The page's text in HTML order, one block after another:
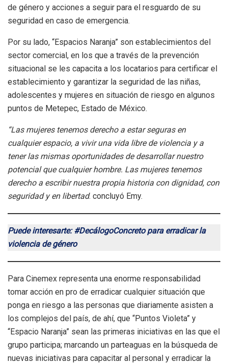
de género y acciones a seguir para el resguardo de su
seguridad en caso de emergencia.
Por su lado, “Espacios Naranja” son establecimientos del
sector comercial, en los que a través de la prevención
situacional se les capacita a los locatarios para certificar el
establecimiento y garantizar la seguridad de las niñas,
adolescentes y mujeres en situación de riesgo en algunos
puntos de Metepec, Estado de México.
“Las mujeres tenemos derecho a estar seguras en
cualquier espacio, a vivir una vida libre de violencia y a
tener las mismas oportunidades de desarrollar nuestro
potencial que cualquier hombre. Las mujeres tenemos
derecho a escribir nuestra propia historia con dignidad, con
seguridad y en libertad. concluyó Emy.
Puede interesarte: #DecálogoConcreto para erradicar la
violencia de género
Para Cinemex representa una enorme responsabilidad
tomar acción en pro de erradicar cualquier situación que
ponga en riesgo a las personas que diariamente asisten a
los complejos del país, de ahí, que “Puntos Violeta” y
“Espacio Naranja” sean las primeras iniciativas en las que el
grupo participa; marcando un parteaguas en la búsqueda de
nuevas iniciativas para capacitar al personal y erradicar la